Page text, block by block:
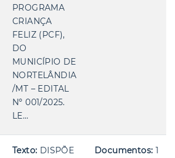
PROGRAMA
CRIANÇA
FELIZ (PCF),
DO
MUNICÍPIO DE
NORTELÂNDIA
/MT – EDITAL
Nº 001/2025.
LE…
Texto: DISPÕE
Documentos: 1